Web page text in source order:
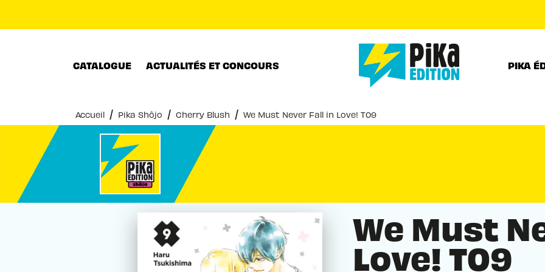
CATALOGUE ACTUALITÉS ET CONCOURS PIKA
Accueil / Pika Shôjo / Cherry Blush / We Must Never Fall in Love! T09
We Must
Love! T09